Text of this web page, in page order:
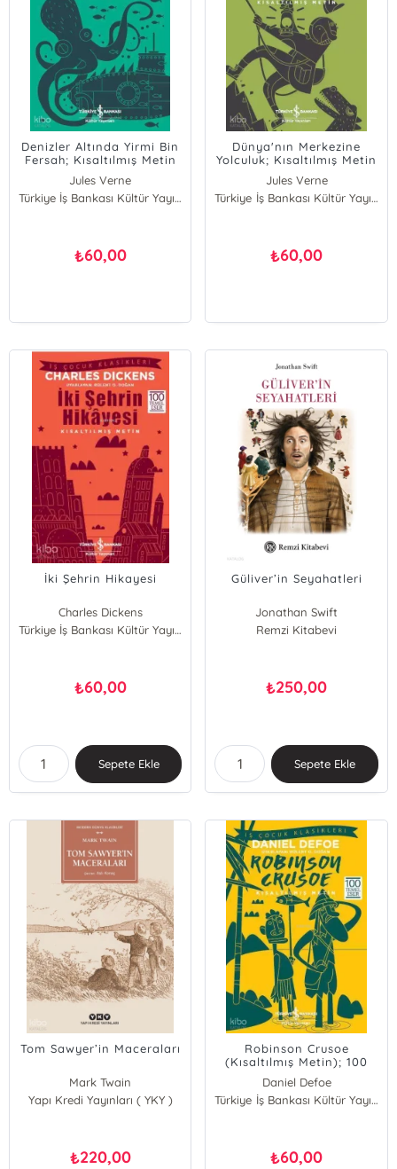
Denizler Altında Yirmi Bin
Fersah; Kısaltılmış Metin
Jules Verne
Türkiye İş Bankası Kültür Yayınları
₺60,00
Dünya'nın Merkezine
Yolculuk; Kısaltılmış Metin
Jules Verne
Türkiye İş Bankası Kültür Yayınları
₺60,00
İki Şehrin Hikayesi
Charles Dickens
Türkiye İş Bankası Kültür Yayınları
₺60,00
Sepete Ekle
Güliver’in Seyahatleri
Jonathan Swift
Remzi Kitabevi
₺250,00
Sepete Ekle
Tom Sawyer’in Maceraları
Mark Twain
Yapı Kredi Yayınları ( YKY )
₺220,00
Robinson Crusoe
(Kısaltılmış Metin); 100
Temel Eser
Daniel Defoe
Türkiye İş Bankası Kültür Yayınları
₺60,00